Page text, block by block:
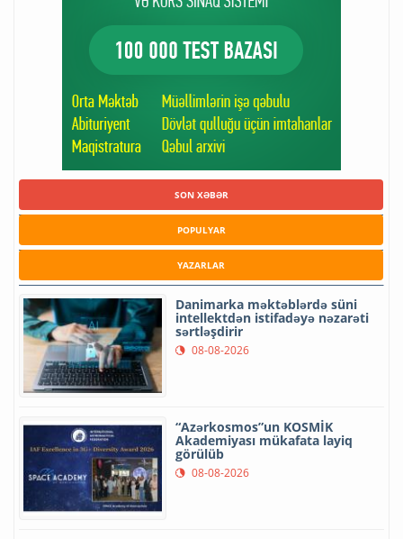
SON XƏBƏR
POPULYAR
YAZARLAR
Danimarka məktəblərdə süni
intellektdən istifadəyə nəzarəti
sərtləşdirir
08-08-2026
“Azərkosmos”un KOSMİK
Akademiyası mükafata layiq
görülüb
08-08-2026